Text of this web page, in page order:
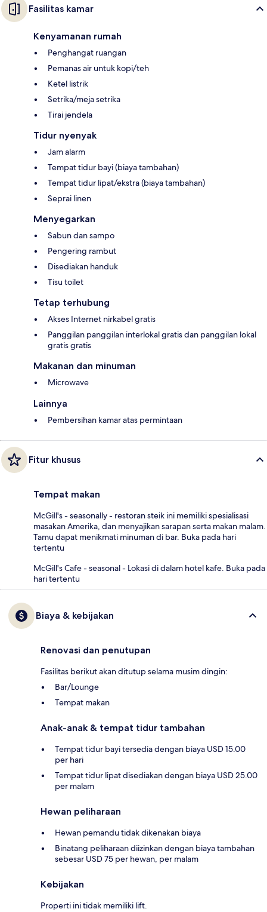
Fasilitas kamar
Kenyamanan rumah
Penghangat ruangan
Pemanas air untuk kopi/teh
Ketel listrik
Setrika/meja setrika
Tirai jendela
Tidur nyenyak
Jam alarm
Tempat tidur bayi (biaya tambahan)
Tempat tidur lipat/ekstra (biaya tambahan)
Seprai linen
Menyegarkan
Sabun dan sampo
Pengering rambut
Disediakan handuk
Tisu toilet
Tetap terhubung
Akses Internet nirkabel gratis
Panggilan panggilan interlokal gratis dan panggilan lokal
gratis gratis
Makanan dan minuman
Microwave
Lainnya
Pembersihan kamar atas permintaan
Fitur khusus
Tempat makan
McGill's - seasonally - restoran steik ini memiliki spesialisasi
masakan Amerika, dan menyajikan sarapan serta makan malam.
Tamu dapat menikmati minuman di bar. Buka pada hari
tertentu
McGill's Cafe - seasonal - Lokasi di dalam hotel kafe. Buka pada
hari tertentu
Biaya & kebijakan
Renovasi dan penutupan
Fasilitas berikut akan ditutup selama musim dingin:
Bar/Lounge
Tempat makan
Anak-anak & tempat tidur tambahan
Tempat tidur bayi tersedia dengan biaya USD 15.00
per hari
Tempat tidur lipat disediakan dengan biaya USD 25.00
per malam
Hewan peliharaan
Hewan pemandu tidak dikenakan biaya
Binatang peliharaan diizinkan dengan biaya tambahan
sebesar USD 75 per hewan, per malam
Kebijakan
Properti ini tidak memiliki lift.